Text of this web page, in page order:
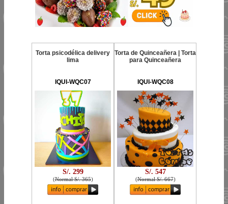
Torta psicodélica delivery
lima
IQUI-WQC07
S/. 299
(Normal S/. 365)
Torta de Quinceañera | Torta
para Quinceañera
IQUI-WQC08
S/. 547
(Normal S/. 667)